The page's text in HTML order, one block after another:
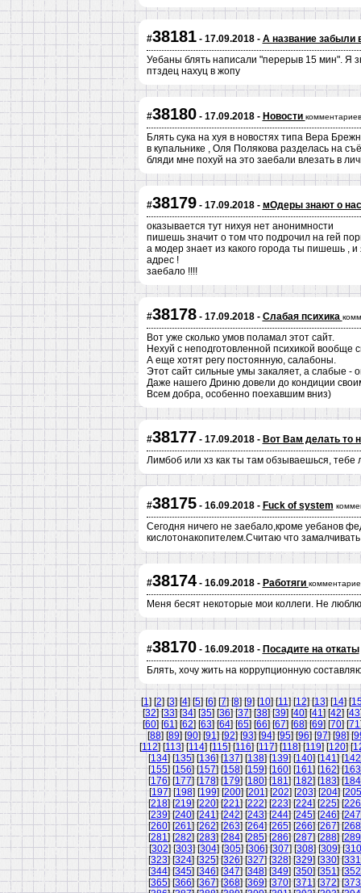
#38181- 17.09.2018 - А название забыли
Уебаны блять написали "перерыв 15 мин". Я
птздец нахуц в жопу
#38180- 17.09.2018 - Новости
Блять сука на хуя в новостях типа Вера
в купальнике , Оля Полякова разделась на
бляди мне похуй на это заебали влезать в
#38179- 17.09.2018 - мОдеры знают о
оказывается тут нихуя нет анонимности
пишешь значит о том что подрочил на гей
а модер знает из какого города ты пишешь ,
адрес !
заебало !!!!
#38178- 17.09.2018 - Слабая психика
Вот уже сколько умов поламал этот сайт.
Нехуй с неподготовленной психикой вообще
А еще хотят регу постоянную, салабоны.
Этот сайт сильные умы закаляет, а слабые -
Даже нашего Дриню довели до кондиции
Всем добра, особенно поехавшим вниз)
#38177 - 17.09.2018 - Вот Вам делать то
Лимбоб или хз как ты там обзываешься, тебе
#38175- 16.09.2018 - Fuck of system
Сегодня ничего не заебало,кроме уебанов
кислотонакопителем.Считаю что
#38174- 16.09.2018 - Работяги
Меня бесят некоторые мои коллеги. Не
#38170- 16.09.2018 - Посадите на откаты
Блять, хочу жить на коррупционную
[1] [2] [3] [4] [5] [6] [7] [8] [9] [10] [11] [12] [13] [14] [
[32] [33] [34] [35] [36] [37] [38] [39] [40] [41] [42] [43
[60] [61] [62] [63] [64] [65] [66] [67] [68] [69] [70] [71
[88] [89] [90] [91] [92] [93] [94] [95] [96] [97] [98] [
[112] [113] [114] [115] [116] [117] [118] [119] [120] [
[134] [135] [136] [137] [138] [139] [140] [141] [142
[155] [156] [157] [158] [159] [160] [161] [162] [163
[176] [177] [178] [179] [180] [181] [182] [183] [184
[197] [198] [199] [200] [201] [202] [203] [204] [205
[218] [219] [220] [221] [222] [223] [224] [225] [226
[239] [240] [241] [242] [243] [244] [245] [246] [247
[260] [261] [262] [263] [264] [265] [266] [267] [268
[281] [282] [283] [284] [285] [286] [287] [288] [289
[302] [303] [304] [305] [306] [307] [308] [309] [310
[323] [324] [325] [326] [327] [328] [329] [330] [331
[344] [345] [346] [347] [348] [349] [350] [351] [352
[365] [366] [367] [368] [369] [370] [371] [372] [373